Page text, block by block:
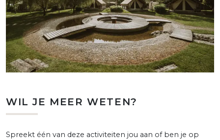
WIL JE MEER WETEN?
Spreekt één van deze activiteiten jou aan of ben je op